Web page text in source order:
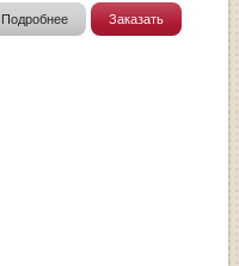
Подробнее Заказать